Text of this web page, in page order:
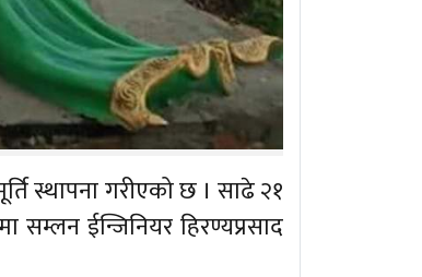
स्थापना गरीएको छ । साढे २१
सम्लन ईन्जिनियर हिरण्यप्रसाद